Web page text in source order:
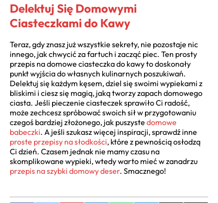
Delektuj Się Domowymi
Ciasteczkami do Kawy
Teraz, gdy znasz już wszystkie sekrety, nie pozostaje nic
innego, jak chwycić za fartuch i zacząć piec. Ten prosty
przepis na domowe ciasteczka do kawy to doskonały
punkt wyjścia do własnych kulinarnych poszukiwań.
Delektuj się każdym kęsem, dziel się swoimi wypiekami z
bliskimi i ciesz się magią, jaką tworzy zapach domowego
ciasta. Jeśli pieczenie ciasteczek sprawiło Ci radość,
może zechcesz spróbować swoich sił w przygotowaniu
czegoś bardziej złożonego, jak puszyste domowe
babeczki. A jeśli szukasz więcej inspiracji, sprawdź inne
proste przepisy na słodkości, które z pewnością osłodzą
Ci dzień. Czasem jednak nie mamy czasu na
skomplikowane wypieki, wtedy warto mieć w zanadrzu
przepis na szybki domowy deser. Smacznego!